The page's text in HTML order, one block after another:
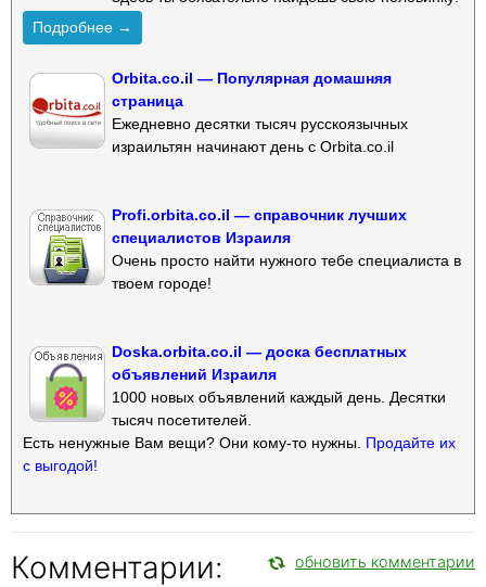
Подробнее →
Orbita.co.il — Популярная домашняя
страница
Ежедневно десятки тысяч русскоязычных
израильтян начинают день с Orbita.co.il
Profi.orbita.co.il — справочник лучших
специалистов Израиля
Очень просто найти нужного тебе специалиста в
твоем городе!
Doska.orbita.co.il — доска бесплатных
объявлений Израиля
1000 новых объявлений каждый день. Десятки
тысяч посетителей.
Есть ненужные Вам вещи? Они кому-то нужны. Продайте их
с выгодой!
Комментарии: обновить комментарии